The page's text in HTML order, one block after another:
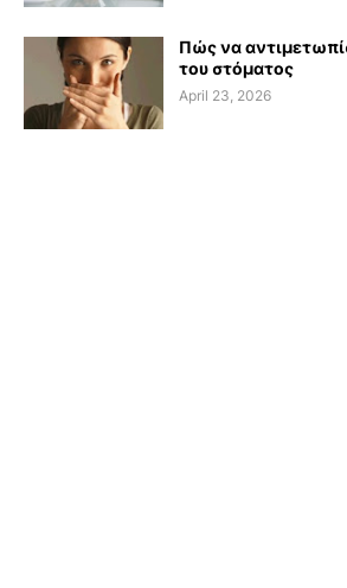
Πώς να
του στόματος
April 23, 2026